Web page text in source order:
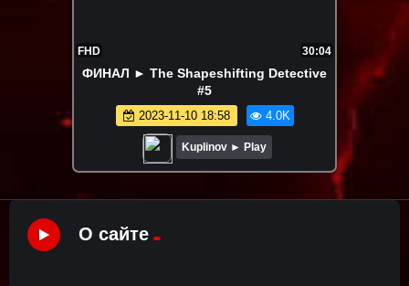
FHD 30:04
ФИНАЛ ► The Shapeshifting Detective
#5
2023-11-10 18:58 4.0K
Kuplinov ► Play
О сайте